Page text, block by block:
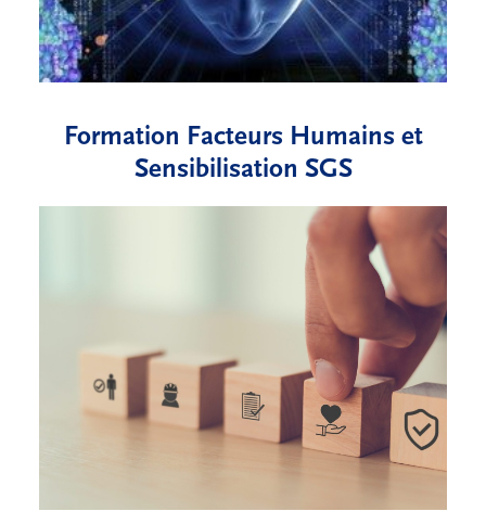
Formation Facteurs Humains et
Sensibilisation SGS